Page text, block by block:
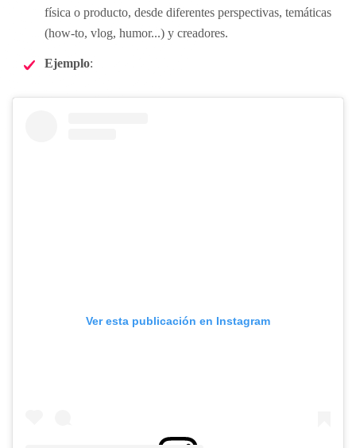
física o producto, desde diferentes perspectivas, temáticas
(how-to, vlog, humor...) y creadores.
Ejemplo:
Ver esta publicación en Instagram